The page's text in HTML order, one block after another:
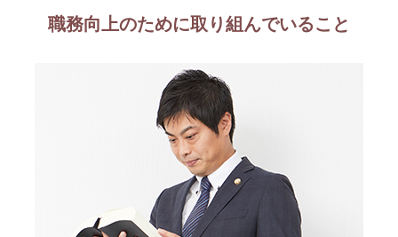
職務向上のために取り組んでいること